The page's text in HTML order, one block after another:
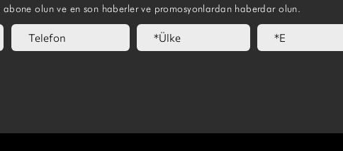
olun ve en son haberler ve promosyonlardan haberdar olun.